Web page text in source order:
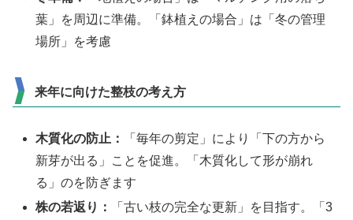
葉」を周辺に準備。「鉢植えの場合」は「冬の管理
場所」を考慮
来年に向けた整枝の考え方
木質化の防止：
「毎年の剪定」により「下の方から
新芽が出る」ことを促進。「木質化して形が崩れ
る」のを防ぎます
株の若返り：
「古い枝の完全な更新」を目指す。「3